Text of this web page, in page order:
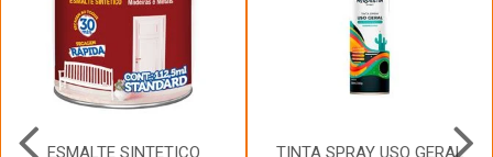
ESMALTE SINTETICO TINTA SPRAY USO GERAL